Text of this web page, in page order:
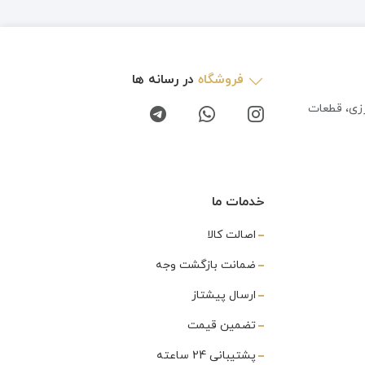
قطعات
فروشگاه در رسانه ها
خدمات ما
اصالت کالا
ضمانت بازگشت وجه
ارسال پیشتاز
تضمین قیمت
پشتیبانی 24 ساعته